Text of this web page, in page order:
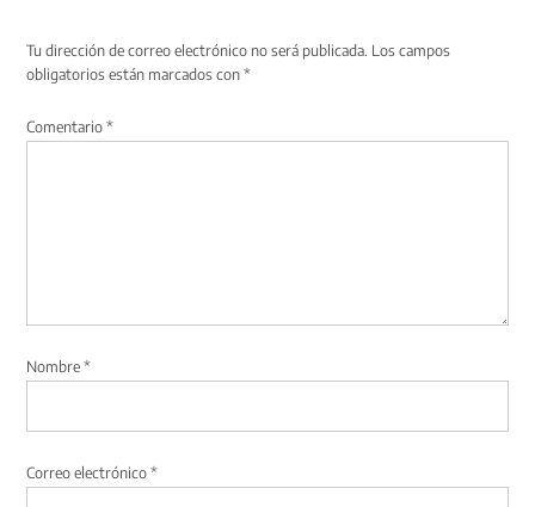
Tu dirección de correo electrónico no será publicada. Los campos
obligatorios están marcados con*
Comentario*
Nombre*
Correo electrónico*